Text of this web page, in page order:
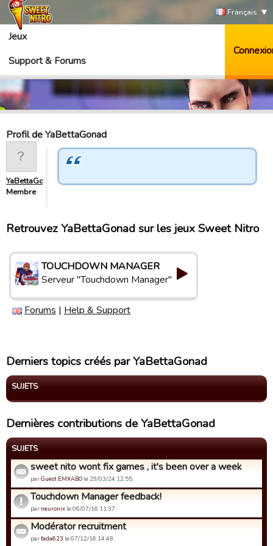
Français
Jeux
Support & Forums
Profil de YaBettaGonad
YaBettaGonad
Membre
Retrouvez YaBettaGonad sur les jeux Sweet Nitro
TOUCHDOWN MANAGER
Serveur "Touchdown Manager"
Forums | Help & Support
Derniers topics créés par YaBettaGonad
SUJETS
Dernières contributions de YaBettaGonad
SUJETS
sweet nito wont fix games , it's been over a week
parGuest EMXABO le 29/03/24 12:55.
Touchdown Manager feedback!
par neuronix le 06/07/16 11:37.
Modérator recruitment
parfada623 le 07/12/16 14:48.